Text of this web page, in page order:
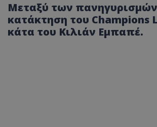
Μεταξύ των πανηγυρισμών
κατάκτηση του Champions
κάτα του Κιλιάν Εμπαπέ.